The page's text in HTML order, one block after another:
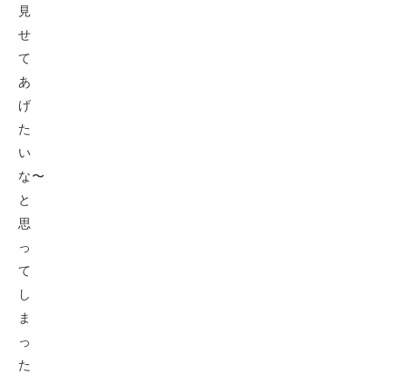
見
せ
て
あ
げ
た
い
な〜
と
思
っ
て
し
ま
っ
た